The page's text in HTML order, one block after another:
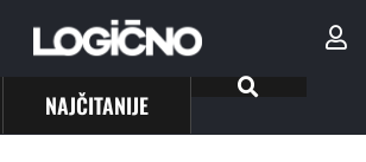
NAJČITANIJE